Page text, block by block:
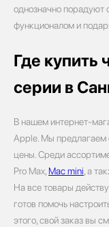
однозначно порадуют
функционалом и
Где купить
серии в
В нашем интернет-
Apple. Мы предлагаем
цены. Среди
Pro Max, Mac mini, а
На все товары
готов помочь
этого, свой заказ вы